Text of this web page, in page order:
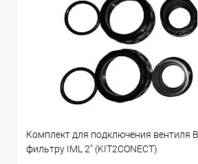
Комплект для подключения вентиля
фильтру IML 2" (KIT2CONECT)